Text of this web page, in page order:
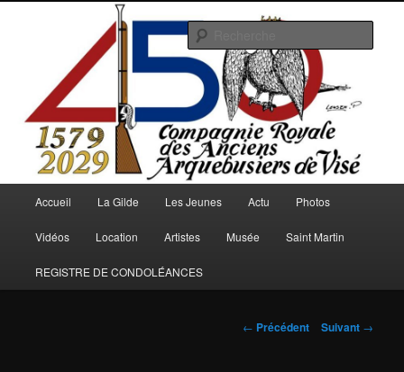
Arquebusiers.eu
Accueil La Gilde Les Jeunes Actu Photos
Vidéos Location Artistes Musée Saint Martin
REGISTRE DE CONDOLÉANCES
Navigation
← Précédent Suivant →